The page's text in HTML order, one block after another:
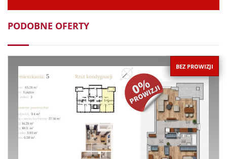
PODOBNE OFERTY
BEZ PROWIZJI